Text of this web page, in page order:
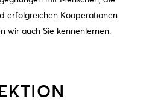
erfolgreichen Kooperationen
wir auch Sie kennenlernen.